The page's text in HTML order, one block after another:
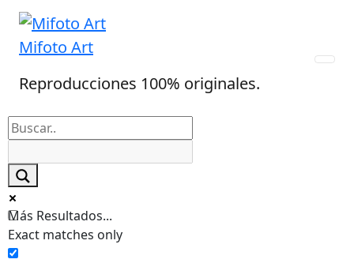
Skip
content
Mifoto Art
Reproducciones 100% originales.
Más Resultados...
Exact matches only